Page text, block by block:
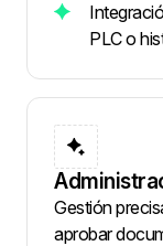
PLC o
Gestión
aprobar